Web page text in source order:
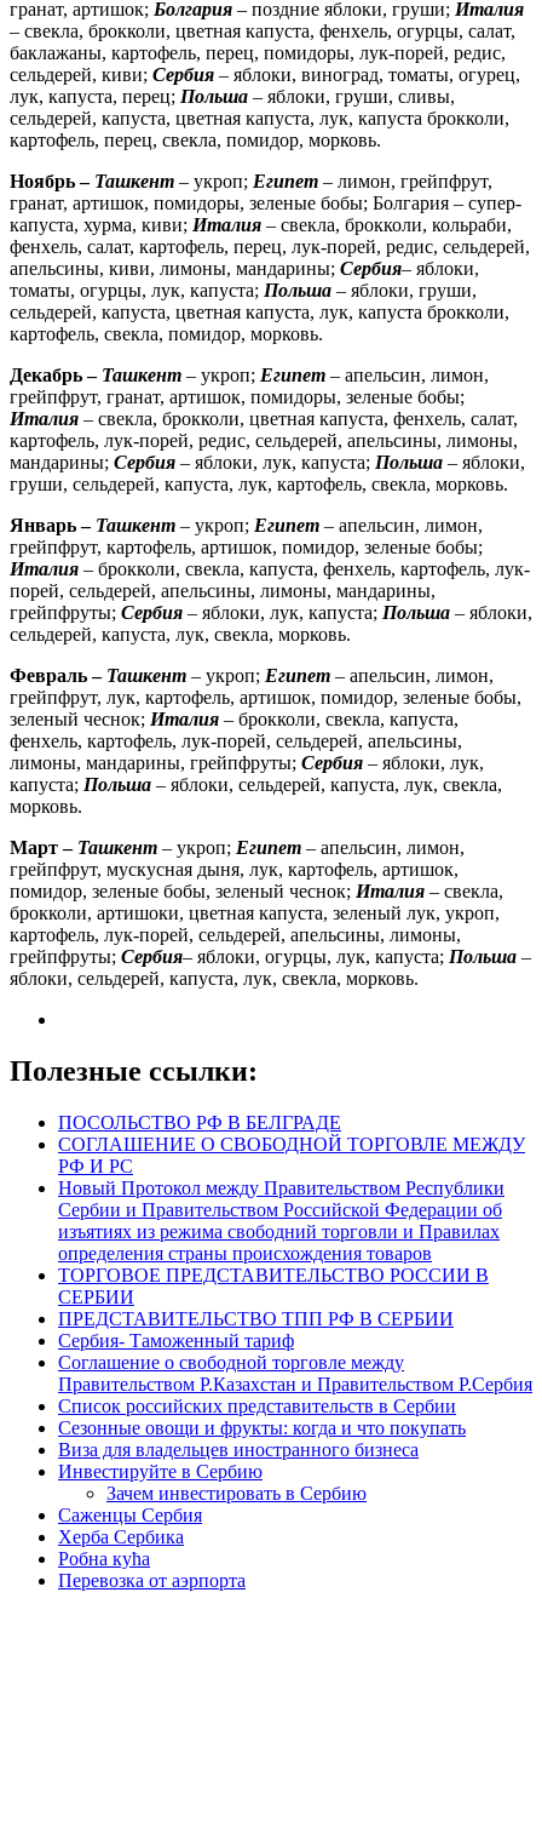
гранат, артишок; Болгария – поздние яблоки, груши; Италия
– свекла, брокколи, цветная капуста, фенхель, огурцы, салат,
баклажаны, картофель, перец, помидоры, лук-порей, редис,
сельдерей, киви; Сербия – яблоки, виноград, томаты, огурец,
лук, капуста, перец; Польша – яблоки, груши, сливы,
сельдерей, капуста, цветная капуста, лук, капуста брокколи,
картофель, перец, свекла, помидор, морковь.
Ноябрь – Ташкент – укроп; Египет – лимон, грейпфрут,
гранат, артишок, помидоры, зеленые бобы; Болгария – супер-
капуста, хурма, киви; Италия – свекла, брокколи, кольраби,
фенхель, салат, картофель, перец, лук-порей, редис, сельдерей,
апельсины, киви, лимоны, мандарины; Сербия– яблоки,
томаты, огурцы, лук, капуста; Польша – яблоки, груши,
сельдерей, капуста, цветная капуста, лук, капуста брокколи,
картофель, свекла, помидор, морковь.
Декабрь – Ташкент – укроп; Египет – апельсин, лимон,
грейпфрут, гранат, артишок, помидоры, зеленые бобы;
Италия – свекла, брокколи, цветная капуста, фенхель, салат,
картофель, лук-порей, редис, сельдерей, апельсины, лимоны,
мандарины; Сербия – яблоки, лук, капуста; Польша – яблоки,
груши, сельдерей, капуста, лук, картофель, свекла, морковь.
Январь – Ташкент – укроп; Египет – апельсин, лимон,
грейпфрут, картофель, артишок, помидор, зеленые бобы;
Италия – брокколи, свекла, капуста, фенхель, картофель, лук-
порей, сельдерей, апельсины, лимоны, мандарины,
грейпфруты; Сербия – яблоки, лук, капуста; Польша – яблоки,
сельдерей, капуста, лук, свекла, морковь.
Февраль – Ташкент – укроп; Египет – апельсин, лимон,
грейпфрут, лук, картофель, артишок, помидор, зеленые бобы,
зеленый чеснок; Италия – брокколи, свекла, капуста,
фенхель, картофель, лук-порей, сельдерей, апельсины,
лимоны, мандарины, грейпфруты; Сербия – яблоки, лук,
капуста; Польша – яблоки, сельдерей, капуста, лук, свекла,
морковь.
Март – Ташкент – укроп; Египет – апельсин, лимон,
грейпфрут, мускусная дыня, лук, картофель, артишок,
помидор, зеленые бобы, зеленый чеснок; Италия – свекла,
брокколи, артишоки, цветная капуста, зеленый лук, укроп,
картофель, лук-порей, сельдерей, апельсины, лимоны,
грейпфруты; Сербия– яблоки, огурцы, лук, капуста; Польша –
яблоки, сельдерей, капуста, лук, свекла, морковь.
Полезные ссылки:
ПОСОЛЬСТВО РФ В БЕЛГРАДЕ
СОГЛАШЕНИЕ О СВОБОДНОЙ ТОРГОВЛЕ МЕЖДУ
РФ И РС
Новый Протокол между Правительством Республики
Сербии и Правительством Российской Федерации об
изъятиях из режима свободний торговли и Правилах
определения страны происхождения товаров
ТОРГОВОЕ ПРЕДСТАВИТЕЛЬСТВО РОССИИ В
СЕРБИИ
ПРЕДСТАВИТЕЛЬСТВО ТПП РФ В СЕРБИИ
Сербия- Таможенный тариф
Соглашение о свободной торговле между
Правительством Р.Казахстан и Правительством Р.Сербия
Список российских представительств в Сербии
Сезонные овощи и фрукты: когда и что покупать
Виза для владельцев иностранного бизнеса
Инвестируйте в Сербию
Зачем инвестировать в Сербию
Саженцы Сербия
Херба Сербика
Робна кућа
Перевозка от аэрпорта